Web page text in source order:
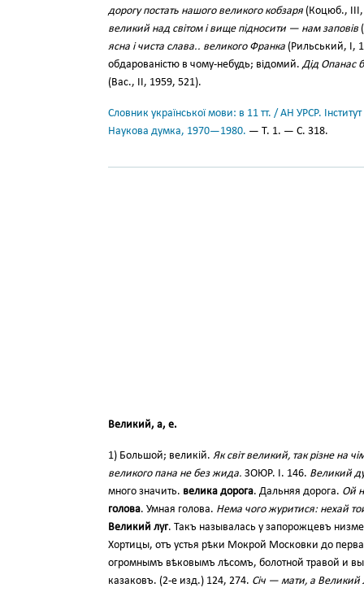
дорогу постать нашого великого кобзаря (Коцюб.,
великий над світом і вище підносити — нам заповів
ясна і чиста слава.. великого Франка (Рильський, І,
обдарованістю в чому-небудь; відомий.Дід Опанас
(Вас., II, 1959, 521).
Словник української мови: в 11 тт. / АН УРСР.
Наукова думка, 1970—1980. — Т. 1. — С. 318.
Великий, а, е.
1) Большой; великій. Як світ великий, так різне на
великого пана не без жида. ЗОЮР. I. 146. Великий
много значить. велика дорога. Дальняя дорога. Ой
голова. Умная голова. Нема чого журитися: нехай
Великий луг. Такъ называлась у запорожцевъ
Хортицы, отъ устья рѣки Мокрой Московки до
огромнымъ вѣковымъ лѣсомъ, болотной травой и
казаковъ. (2-е изд.) 124, 274. Січ — мати, а Великий